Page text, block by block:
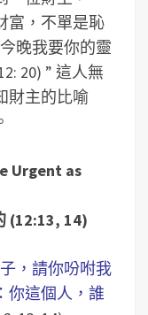
富，不單是恥
晚我要你的靈
20) ” 這人無
財主的比喻
Urgent as
(12:13, 14)
，請你吩咐我
你這個人，誰